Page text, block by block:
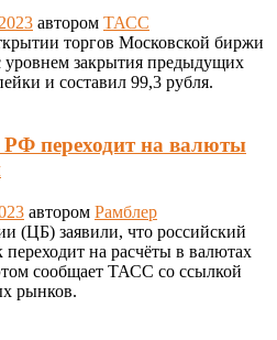
автором ТАСС
торгов Московской биржи
закрытия предыдущих
и составил 99,3 рубля.
переходит на валюты
автором Рамблер
(ЦБ) заявили, что российский
на расчёты в валютах
сообщает ТАСС со ссылкой
рынков.